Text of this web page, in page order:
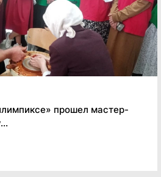
прошел мастер-